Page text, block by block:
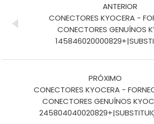
ANTERIOR
CONECTORES KYOCERA -
CONECTORES GENUÍNOS
PRÓXIMO
CONECTORES KYOCERA -
CONECTORES GENUÍNOS